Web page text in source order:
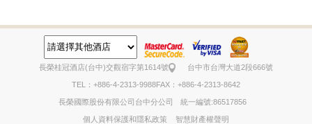
長榮桂冠酒店(台中)交觀宿字第1614號 台中市台灣大道2段666號
TEL：+886-4-2313-9988FAX：+886-4-2313-8642
長榮國際股份有限公司台中分公司 統一編號:86517856
個人資料保護和隱私政策 智慧財產權聲明